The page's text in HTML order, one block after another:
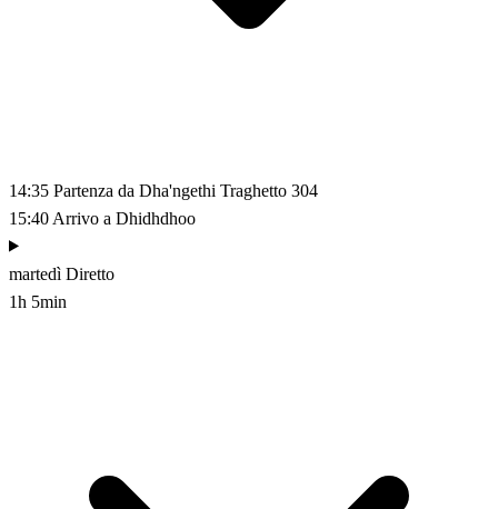
14:35 Partenza da Dha'ngethi Traghetto 304
15:40 Arrivo a Dhidhdhoo
martedì Diretto
1h 5min